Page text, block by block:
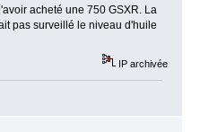
acheté une 750 GSXR. La
pas surveillé le niveau d'huile
IP archivée